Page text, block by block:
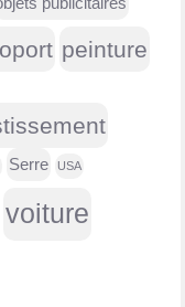
peinture
Serre USA
voiture